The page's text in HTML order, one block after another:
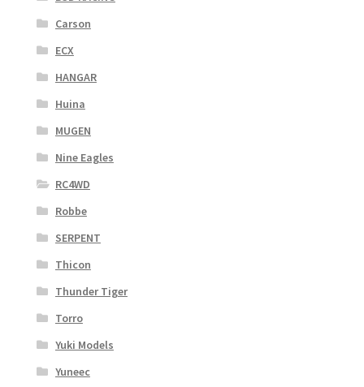
Carson
ECX
HANGAR
Huina
MUGEN
Nine Eagles
RC4WD
Robbe
SERPENT
Thicon
Thunder Tiger
Torro
Yuki Models
Yuneec